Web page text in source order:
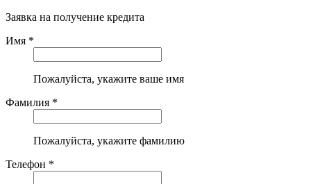
Заявка на получение кредита
Имя *
Пожалуйста, укажите ваше имя
Фамилия *
Пожалуйста, укажите фамилию
Телефон *